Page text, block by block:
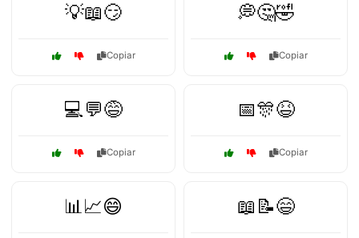
💡📖😏
Copiar
💭🤔🤣
Copiar
💻💬😅
Copiar
📅🎊😆
Copiar
📊📈😄 📖📝😄